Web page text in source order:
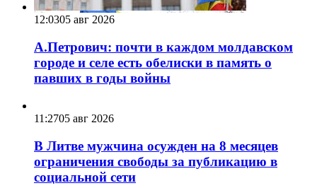
12:0305 авг 2026
А.Петрович: почти в каждом молдавском
городе и селе есть обелиски в память о
павших в годы войны
11:2705 авг 2026
В Литве мужчина осужден на 8 месяцев
ограничения свободы за публикацию в
социальной сети